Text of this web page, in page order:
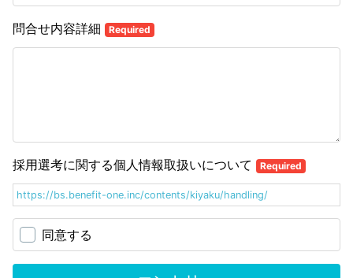
問合せ内容詳細 Required
採用選考に関する個人情報取扱いについて Required
https://bs.benefit-one.inc/contents/kiyaku/handling/
同意する